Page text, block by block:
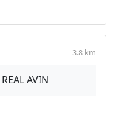
3.8 km
REAL AVIN